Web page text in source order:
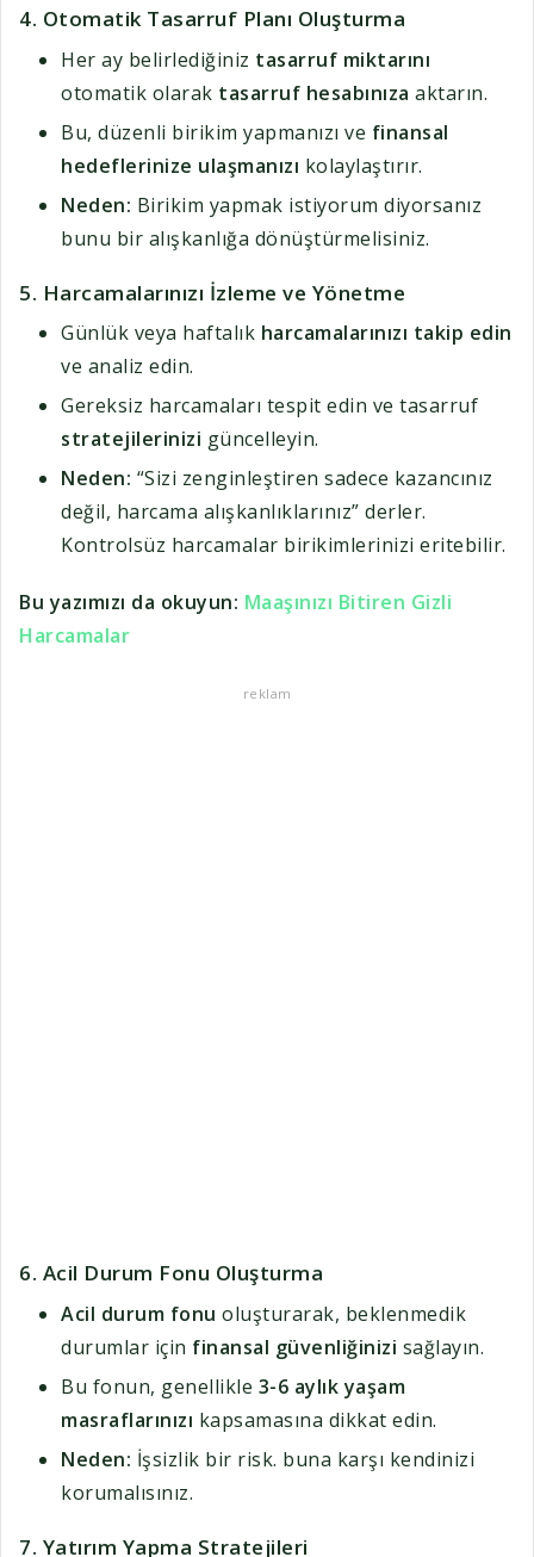
4. Otomatik Tasarruf Planı Oluşturma
Her ay belirlediğiniz tasarruf miktarını
otomatik olarak tasarruf hesabınıza aktarın.
Bu, düzenli birikim yapmanızı ve finansal
hedeflerinize ulaşmanızı kolaylaştırır.
Neden: Birikim yapmak istiyorum diyorsanız
bunu bir alışkanlığa dönüştürmelisiniz.
5. Harcamalarınızı İzleme ve Yönetme
Günlük veya haftalık harcamalarınızı takip edin
ve analiz edin.
Gereksiz harcamaları tespit edin ve tasarruf
stratejilerinizi güncelleyin.
Neden: “Sizi zenginleştiren sadece kazancınız
değil, harcama alışkanlıklarınız” derler.
Kontrolsüz harcamalar birikimlerinizi eritebilir.
Bu yazımızı da okuyun: Maaşınızı Bitiren Gizli
Harcamalar
reklam
6. Acil Durum Fonu Oluşturma
Acil durum fonu oluşturarak, beklenmedik
durumlar için finansal güvenliğinizi sağlayın.
Bu fonun, genellikle 3-6 aylık yaşam
masraflarınızı kapsamasına dikkat edin.
Neden: İşsizlik bir risk. buna karşı kendinizi
korumalısınız.
7. Yatırım Yapma Stratejileri